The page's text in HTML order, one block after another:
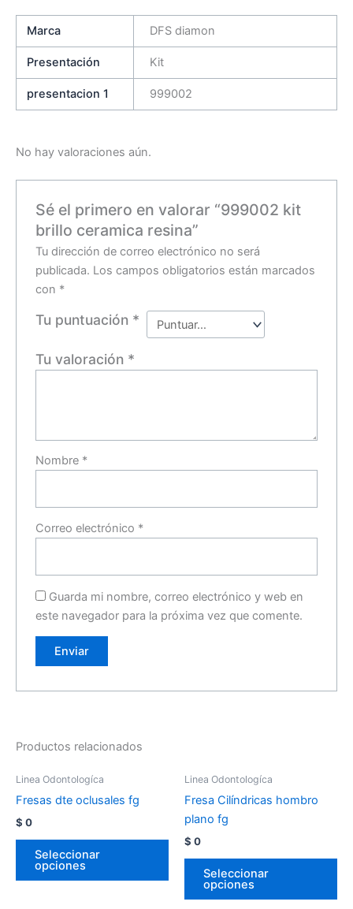
Marca DFS diamon
Presentación Kit
presentacion 1 999002
No hay valoraciones aún.
Sé el primero en valorar “999002 kit
brillo ceramica resina”
Tu dirección de correo electrónico no será
publicada. Los campos obligatorios están marcados
con *
Tu puntuación *
Tu valoración *
Nombre *
Correo electrónico *
Guarda mi nombre, correo electrónico y web en
este navegador para la próxima vez que comente.
Productos relacionados
Linea Odontologíca
Fresas dte oclusales fg
$ 0
Seleccionar
opciones
Linea Odontologíca
Fresa Cilíndricas hombro
plano fg
$ 0
Seleccionar
opciones